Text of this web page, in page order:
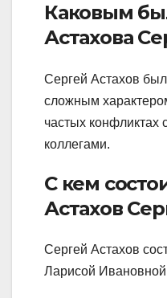
Каковым
Астахова
Сергей Астахов
сложным
частых конфликтах
коллегами.
С кем
Астахов
Сергей Астахов
Ларисой